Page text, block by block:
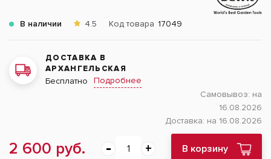
В наличии 4.5 Код товара 17049
ДОСТАВКА В
АРХАНГЕЛЬСКАЯ
Бесплатно
Подробнее
Самовывоз: на
16.08.2026
Доставка: на 16.08.2026
2 600 руб. В корзину